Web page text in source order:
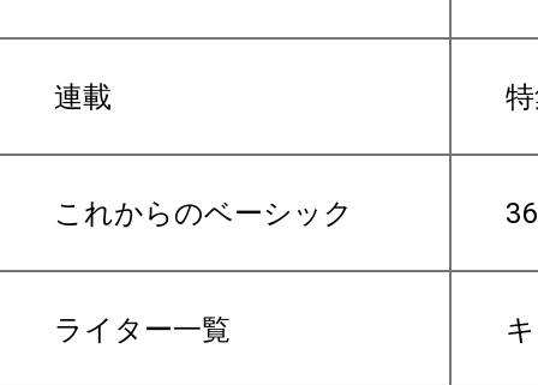
連載
これからのベーシック
ライター一覧